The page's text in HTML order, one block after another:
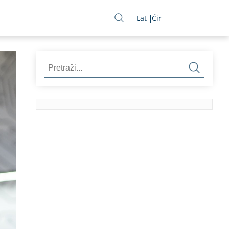
Lat Ćir